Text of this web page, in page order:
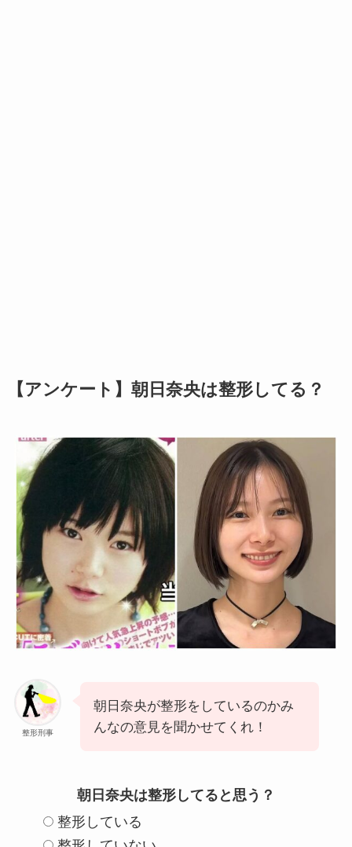
【アンケート】朝日奈央は整形してる？
整形刑事
朝日奈央が整形をしているのかみ
んなの意見を聞かせてくれ！
朝日奈央は整形してると思う？
整形している